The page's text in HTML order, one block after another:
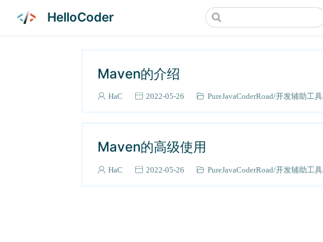
HelloCoder
Maven的介绍
HaC 2022-05-26 PureJavaCoderRoad 开发辅助工具
Maven的高级使用
HaC 2022-05-26 PureJavaCoderRoad 开发辅助工具